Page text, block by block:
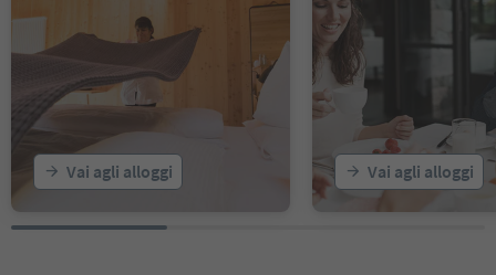
17
Vai agli alloggi Vai agli alloggi